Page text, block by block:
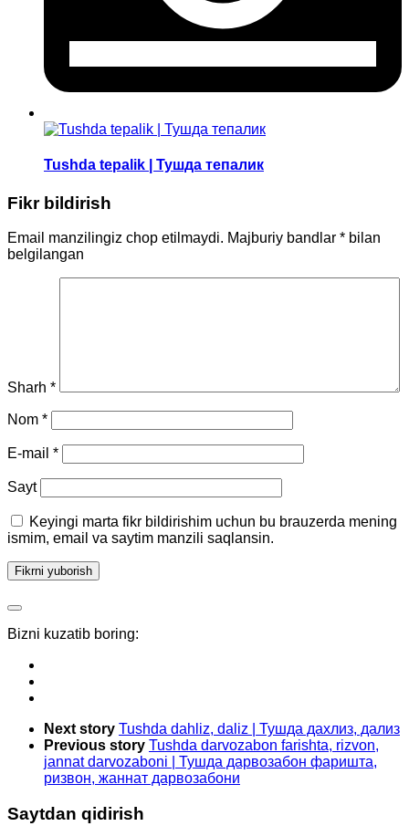
Tushda tepalik | Тушда тепалик
Fikr bildirish
Email manzilingiz chop etilmaydi. Majburiy bandlar * bilan
belgilangan
Sharh *
Nom *
E-mail *
Sayt
Keyingi marta fikr bildirishim uchun bu brauzerda mening
ismim, email va saytim manzili saqlansin.
Bizni kuzatib boring:
Next story Tushda dahliz, daliz | Тушда дахлиз, дализ
Previous story Tushda darvozabon farishta, rizvon,
jannat darvozaboni | Тушда дарвозабон фаришта,
ризвон, жаннат дарвозабони
Saytdan qidirish